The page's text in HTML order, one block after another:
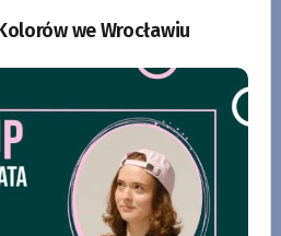
we Wrocławiu